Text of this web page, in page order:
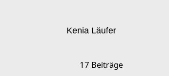
Kenia Läufer
17 Beiträge